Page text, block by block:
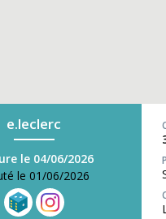
e.leclerc
le 04/06/2026
le 01/06/2026